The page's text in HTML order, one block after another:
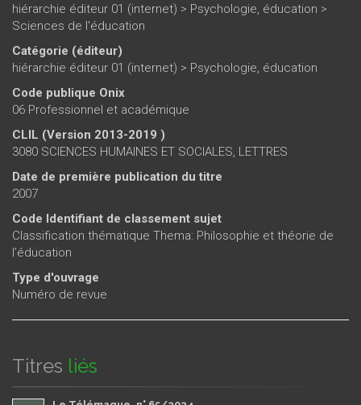
hiérarchie éditeur 01 (internet) > Psychologie, éducation >
Sciences de l'éducation
Catégorie (éditeur)
hiérarchie éditeur 01 (internet) > Psychologie, éducation
Code publique Onix
06 Professionnel et académique
CLIL (Version 2013-2019 )
3080 SCIENCES HUMAINES ET SOCIALES, LETTRES
Date de première publication du titre
2007
Code Identifiant de classement sujet
Classification thématique Thema: Philosophie et théorie de
l’éducation
Type d'ouvrage
Numéro de revue
Titres liés